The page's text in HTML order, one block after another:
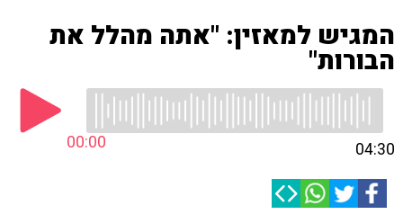
המגיש למאזין: "אתה מהלל את
הבורות"
00:00 04:30